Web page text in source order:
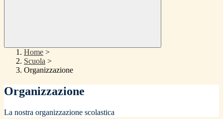
Home >
Scuola >
Organizzazione
Organizzazione
La nostra organizzazione scolastica